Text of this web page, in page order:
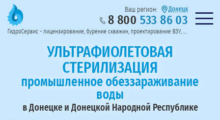
Предоставим полный пакет документов
Пригласить в тендер
Колл-центр на связи с 9:00 до 19:00
Перезвоните мне!
Ваш регион: Донецк
8 800 533 86 03 Нужна
ГидроСервис - лицензирование, бурение скважин, проектирование ВЗУ, системы водоподготовки
УЛЬТРАФИОЛЕТОВАЯ
СТЕРИЛИЗАЦИЯ
промышленное обеззараживание
воды
в Донецке и Донецкой Народной Республике